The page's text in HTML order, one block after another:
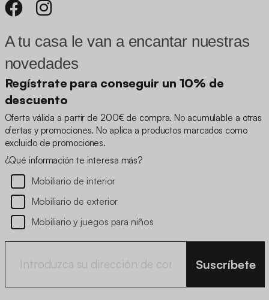
A tu casa le van a encantar nuestras
novedades
Regístrate para conseguir un 10% de
descuento
Oferta válida a partir de 200€ de compra. No acumulable a otras
ofertas y promociones. No aplica a productos marcados como
excluido de promociones.
¿Qué información te interesa más?
Mobiliario de interior
Mobiliario de exterior
Mobiliario y juegos para niños
Suscríbete